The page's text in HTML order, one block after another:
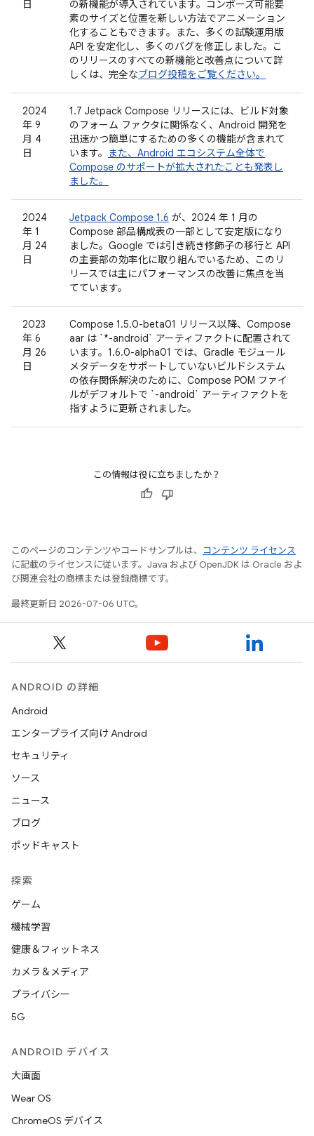
日
の新機能が導入されています。コンポーズ可能要
素のサイズと位置を新しい方法でアニメーション
化することもできます。また、多くの試験運用版
API を安定化し、多くのバグを修正しました。こ
のリリースのすべての新機能と改善点について詳
しくは、完全なブログ投稿をご覧ください。
2024
年 9
月 4
日
1.7 Jetpack Compose リリースには、ビルド対象
のフォーム ファクタに関係なく、Android 開発を
迅速かつ簡単にするための多くの機能が含まれて
います。
また、Android エコシステム全体で
Compose のサポートが拡大されたことも発表し
ました。
2024
年 1
月 24
日
Jetpack Compose 1.6 が、2024 年 1 月の
Compose 部品構成表の一部として安定版になり
ました。Google では引き続き修飾子の移行と API
の主要部の効率化に取り組んでいるため、このリ
リースでは主にパフォーマンスの改善に焦点を当
てています。
2023
年 6
月 26
日
Compose 1.5.0-beta01 リリース以降、Compose
aar は `*-android` アーティファクトに配置されて
います。1.6.0-alpha01 では、Gradle モジュール
メタデータをサポートしていないビルドシステム
の依存関係解決のために、Compose POM ファイ
ルがデフォルトで `-android` アーティファクトを
指すように更新されました。
この情報は役に立ちましたか？
このページのコンテンツやコードサンプルは、
コンテンツ ライセンス
に記載のライセンスに従います。Java および OpenJDK は Oracle およ
び関連会社の商標または登録商標です。
最終更新日 2026-07-06 UTC。
ANDROID の詳細
Android
エンタープライズ向け Android
セキュリティ
ソース
ニュース
ブログ
ポッドキャスト
探索
ゲーム
機械学習
健康＆フィットネス
カメラ＆メディア
プライバシー
5G
ANDROID デバイス
大画面
Wear OS
ChromeOS デバイス